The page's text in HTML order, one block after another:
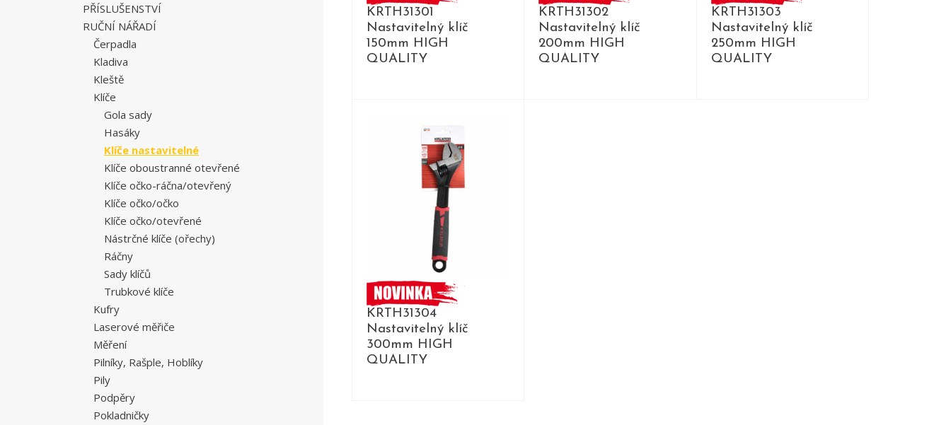
KRTH31301
Nastavitelný klíč
150mm HIGH
QUALITY
KRTH31302
Nastavitelný klíč
200mm HIGH
QUALITY
KRTH31303
Nastavitelný klíč
250mm HIGH
QUALITY
KRTH31304
Nastavitelný klíč
300mm HIGH
QUALITY
PŘÍSLUŠENSTVÍ
RUČNÍ NÁŘADÍ
Čerpadla
Kladiva
Kleště
Klíče
Gola sady
Hasáky
Klíče nastavitelné
Klíče oboustranné otevřené
Klíče očko-ráčna/otevřený
Klíče očko/očko
Klíče očko/otevřené
Nástrčné klíče (ořechy)
Ráčny
Sady klíčů
Trubkové klíče
Kufry
Laserové měřiče
Měření
Pilníky, Rašple, Hoblíky
Pily
Podpěry
Pokladničky